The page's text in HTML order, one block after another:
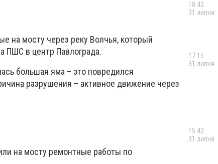
на мосту через реку Волчья, который
ПШС в центр Павлограда.
большая яма – это повредился
разрушения – активное движение через
на мосту ремонтные работы по
18:42
31 липня
17:15
31 липня
15:42
31 липня